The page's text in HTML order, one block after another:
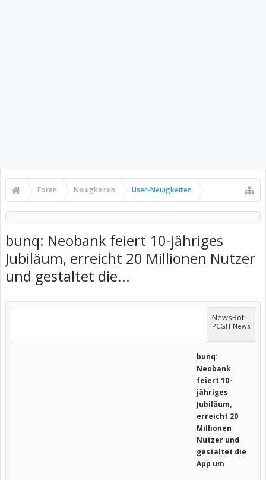
Foren Neuigkeiten User-Neuigkeiten
bunq: Neobank feiert 10-jähriges
Jubiläum, erreicht 20 Millionen Nutzer
und gestaltet die...
NewsBot
PCGH-News
bunq:
Neobank
feiert 10-
jähriges
Jubiläum,
erreicht 20
Millionen
Nutzer und
gestaltet die
App um